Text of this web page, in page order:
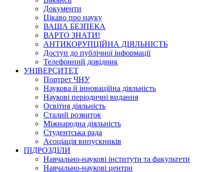
Документи
Цікаво про науку
ВАША БЕЗПЕКА
ВАРТО ЗНАТИ!
АНТИКОРУПЦІЙНА ДІЯЛЬНІСТЬ
Доступ до публічної інформації
Телефонний довідник
УНІВЕРСИТЕТ
Портрет ЧНУ
Наукова й інноваційна діяльність
Наукові періодичні видання
Освітня діяльність
Сталий розвиток
Міжнародна діяльність
Студентська рада
Асоціація випускників
ПІДРОЗДІЛИ
Навчально-наукові інститути та факультети
Навчально-наукові центри